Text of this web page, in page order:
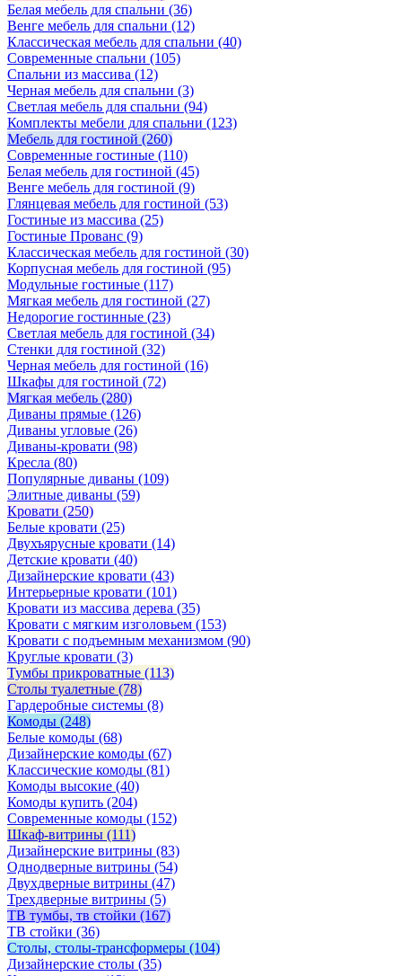
Белая мебель для спальни (36)
Венге мебель для спальни (12)
Классическая мебель для спальни (40)
Современные спальни (105)
Спальни из массива (12)
Черная мебель для спальни (3)
Светлая мебель для спальни (94)
Комплекты мебели для спальни (123)
Мебель для гостиной (260)
Современные гостиные (110)
Белая мебель для гостиной (45)
Венге мебель для гостиной (9)
Глянцевая мебель для гостиной (53)
Гостиные из массива (25)
Гостиные Прованс (9)
Классическая мебель для гостиной (30)
Корпусная мебель для гостиной (95)
Модульные гостиные (117)
Мягкая мебель для гостиной (27)
Недорогие гостинные (23)
Светлая мебель для гостиной (34)
Стенки для гостиной (32)
Черная мебель для гостиной (16)
Шкафы для гостиной (72)
Мягкая мебель (280)
Диваны прямые (126)
Диваны угловые (26)
Диваны-кровати (98)
Кресла (80)
Популярные диваны (109)
Элитные диваны (59)
Кровати (250)
Белые кровати (25)
Двухъярусные кровати (14)
Детские кровати (40)
Дизайнерские кровати (43)
Интерьерные кровати (101)
Кровати из массива дерева (35)
Кровати с мягким изголовьем (153)
Кровати с подъемным механизмом (90)
Круглые кровати (3)
Тумбы прикроватные (113)
Столы туалетные (78)
Гардеробные системы (8)
Комоды (248)
Белые комоды (68)
Дизайнерские комоды (67)
Классические комоды (81)
Комоды высокие (40)
Комоды купить (204)
Современные комоды (152)
Шкаф-витрины (111)
Дизайнерские витрины (83)
Однодверные витрины (54)
Двухдверные витрины (47)
Трехдверные витрины (5)
ТВ тумбы, тв стойки (167)
ТВ стойки (36)
Столы, столы-трансформеры (104)
Дизайнерские столы (35)